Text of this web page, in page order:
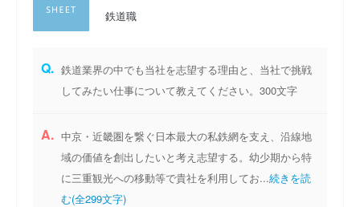
鉄道職
Q. 鉄道業界の中でも当社を志望する理由と、当社で挑戦
してみたい仕事について教えてください。300文字
A. 中京・近畿圏を繋ぐ日本最大の私鉄網を支え、沿線地
域の価値を創出したいと考え志望する。幼少期から特
に三重観光への移動等で貴社を利用してお...続きを読
む(全299文字)